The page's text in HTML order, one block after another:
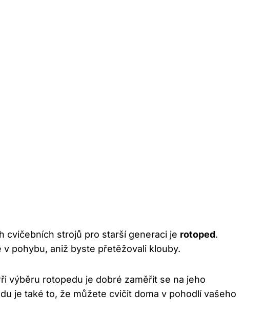
cvičebních strojů pro starší generaci je rotoped.
pohybu, aniž byste přetěžovali klouby.
výběru rotopedu je dobré zaměřit se na jeho
je také to, že můžete cvičit doma v pohodlí vašeho